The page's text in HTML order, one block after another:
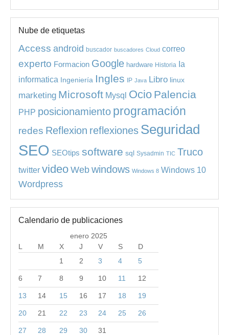
Nube de etiquetas
Access android buscador buscadores Cloud correo
experto Formacion Google hardware Historia Ia
informatica Ingeniería Ingles IP Java Libro linux
marketing Microsoft Mysql Ocio Palencia
PHP posicionamiento programación
redes Reflexion reflexiones Seguridad
SEO SEOtips software sql Sysadmin TIC Truco
twitter video Web windows Windows 8 Windows 10
Wordpress
Calendario de publicaciones
enero 2025
L
M X J V S
D
1
2 3 4 5
6 7 8 9 10 11 12
13 14 15 16 17 18 19
20 21 22 23 24 25 26
27 28 29 30
31